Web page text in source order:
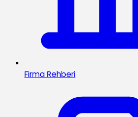
Firma Rehberi